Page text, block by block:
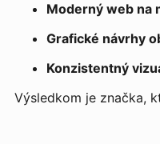
Moderný web na
Grafické návrhy
Konzistentný
Výsledkom je značka,